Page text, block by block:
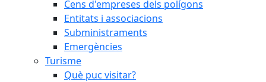
Cens d'empreses dels polígons
Entitats i associacions
Subministraments
Emergències
Turisme
Què puc visitar?